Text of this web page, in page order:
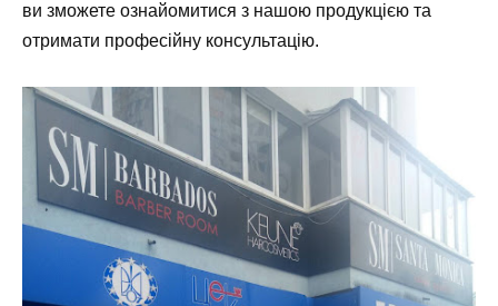
ви зможете ознайомитися з нашою продукцією та
отримати професійну консультацію.